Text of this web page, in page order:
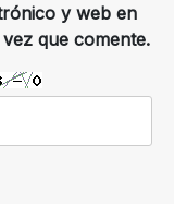
y web en
que comente.